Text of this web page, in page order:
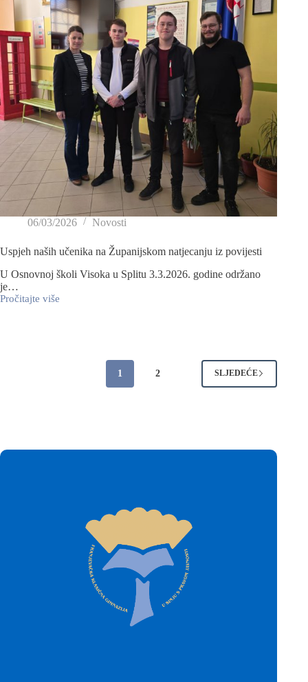
06/03/2026 Novosti
Uspjeh naših učenika na Županijskom natjecanju iz povijesti
U Osnovnoj školi Visoka u Splitu 3.3.2026. godine održano
je…
Pročitajte više
1 2 SLJEDEĆE